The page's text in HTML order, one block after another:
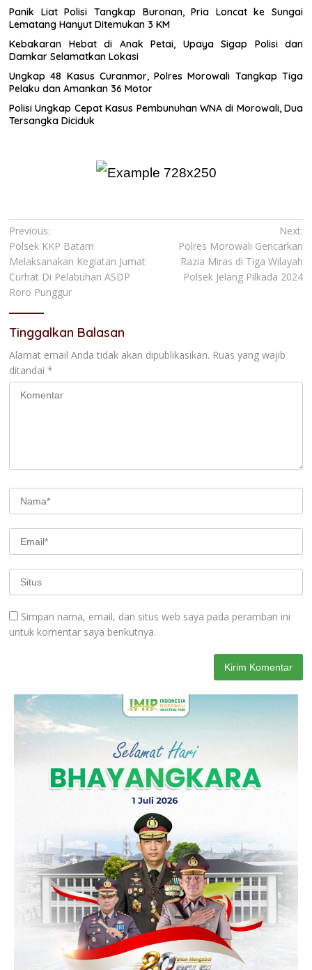
Panik Liat Polisi Tangkap Buronan, Pria Loncat ke Sungai
Lematang Hanyut Ditemukan 3 KM
Kebakaran Hebat di Anak Petai, Upaya Sigap Polisi dan
Damkar Selamatkan Lokasi
Ungkap 48 Kasus Curanmor, Polres Morowali Tangkap Tiga
Pelaku dan Amankan 36 Motor
Polisi Ungkap Cepat Kasus Pembunuhan WNA di Morowali, Dua
Tersangka Diciduk
Navigasi
pos
Previous:
Polsek KKP Batam
Melaksanakan Kegiatan Jumat
Curhat Di Pelabuhan ASDP
Roro Punggur
Next:
Polres Morowali Gencarkan
Razia Miras di Tiga Wilayah
Polsek Jelang Pilkada 2024
Tinggalkan Balasan
Alamat email Anda tidak akan dipublikasikan. Ruas yang wajib
ditandai *
Simpan nama, email, dan situs web saya pada peramban ini
untuk komentar saya berikutnya.